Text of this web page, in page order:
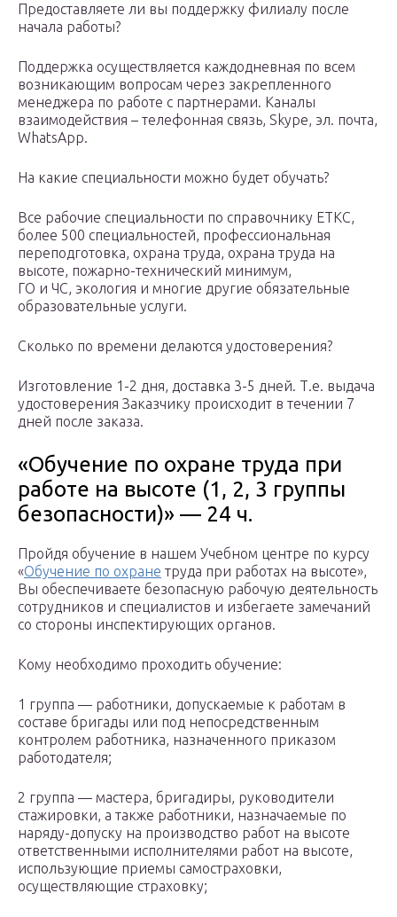
Предоставляете ли вы поддержку филиалу после
начала работы?
Поддержка осуществляется каждодневная по всем
возникающим вопросам через закрепленного
менеджера по работе с партнерами. Каналы
взаимодействия – телефонная связь, Skype, эл. почта,
WhatsApp.
На какие специальности можно будет обучать?
Все рабочие специальности по справочнику ЕТКС,
более 500 специальностей, профессиональная
переподготовка, охрана труда, охрана труда на
высоте, пожарно-технический минимум,
ГО и ЧС, экология и многие другие обязательные
образовательные услуги.
Сколько по времени делаются удостоверения?
Изготовление 1-2 дня, доставка 3-5 дней. Т.е. выдача
удостоверения Заказчику происходит в течении 7
дней после заказа.
«Обучение по охране труда при
работе на высоте (1, 2, 3 группы
безопасности)» — 24 ч.
Пройдя обучение в нашем Учебном центре по курсу
«Обучение по охране труда при работах на высоте»,
Вы обеспечиваете безопасную рабочую деятельность
сотрудников и специалистов и избегаете замечаний
со стороны инспектирующих органов.
Кому необходимо проходить обучение:
1 группа — работники, допускаемые к работам в
составе бригады или под непосредственным
контролем работника, назначенного приказом
работодателя;
2 группа — мастера, бригадиры, руководители
стажировки, а также работники, назначаемые по
наряду-допуску на производство работ на высоте
ответственными исполнителями работ на высоте,
использующие приемы самостраховки,
осуществляющие страховку;